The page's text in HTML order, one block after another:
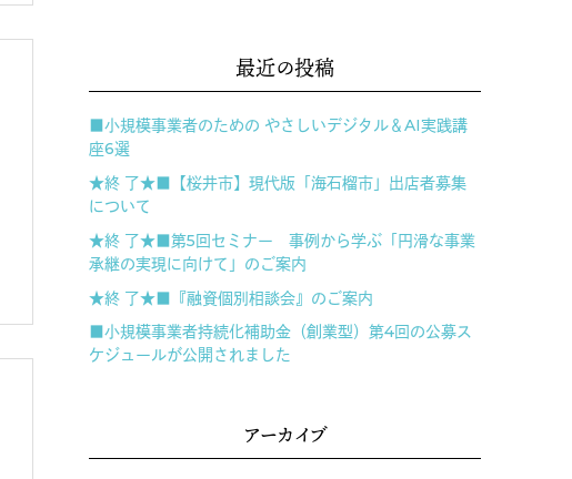
最近の投稿
■小規模事業者のための やさしいデジタル＆AI実践講
座6選
★終 了★■【桜井市】現代版「海石榴市」出店者募集
について
★終 了★■第5回セミナー 事例から学ぶ「円滑な事業
承継の実現に向けて」のご案内
★終 了★■『融資個別相談会』のご案内
■小規模事業者持続化補助金（創業型）第4回の公募ス
ケジュールが公開されました
アーカイブ